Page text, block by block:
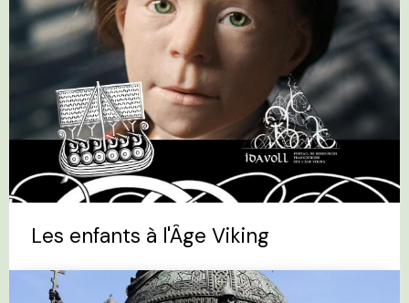
Les enfants à l'Âge Viking